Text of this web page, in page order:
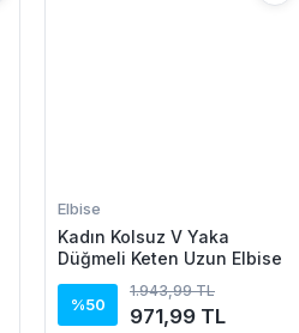
Elbise
Kadın Kolsuz V Yaka
Düğmeli Keten Uzun Elbise
%50
1.943,99 TL
971,99 TL